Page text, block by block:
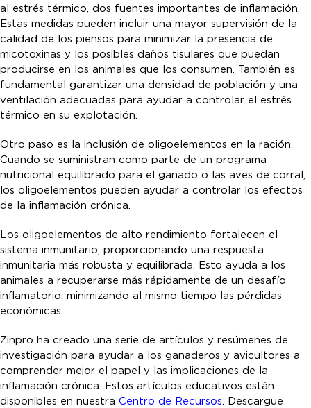
al estrés térmico, dos fuentes importantes de inflamación.
Estas medidas pueden incluir una mayor supervisión de la
calidad de los piensos para minimizar la presencia de
micotoxinas y los posibles daños tisulares que puedan
producirse en los animales que los consumen. También es
fundamental garantizar una densidad de población y una
ventilación adecuadas para ayudar a controlar el estrés
térmico en su explotación.
Otro paso es la inclusión de oligoelementos en la ración.
Cuando se suministran como parte de un programa
nutricional equilibrado para el ganado o las aves de corral,
los oligoelementos pueden ayudar a controlar los efectos
de la inflamación crónica.
Los oligoelementos de alto rendimiento fortalecen el
sistema inmunitario, proporcionando una respuesta
inmunitaria más robusta y equilibrada. Esto ayuda a los
animales a recuperarse más rápidamente de un desafío
inflamatorio, minimizando al mismo tiempo las pérdidas
económicas.
Zinpro ha creado una serie de artículos y resúmenes de
investigación para ayudar a los ganaderos y avicultores a
comprender mejor el papel y las implicaciones de la
inflamación crónica. Estos artículos educativos están
disponibles en nuestra Centro de Recursos. Descargue